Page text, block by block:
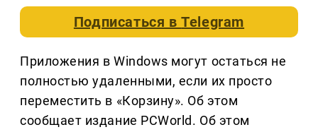
Подписаться вTelegram
Приложения в Windows могут остаться не
полностью удаленными, если их просто
переместить в «Корзину». Об этом
сообщает издание PCWorld. Об этом